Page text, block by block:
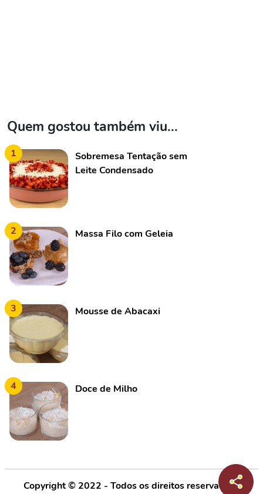
Quem gostou também viu...
1
Sobremesa Tentação sem
Leite Condensado
2 Massa Filo com Geleia
3 Mousse de Abacaxi
4 Doce de Milho
Copyright © 2022 - Todos os direitos reservados |